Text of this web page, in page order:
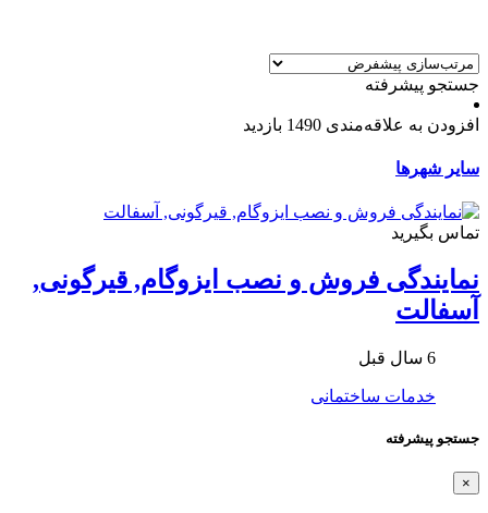
جستجو پیشرفته
افزودن به علاقه‌مندی 1490 بازدید
سایر شهرها
تماس بگیرید
نمایندگی فروش و نصب ایزوگام, قیرگونی,
آسفالت
6 سال قبل
خدمات ساختمانی
جستجو پیشرفته
×